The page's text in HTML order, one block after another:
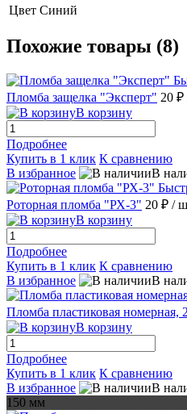
Цвет Синий
Похожие товары (8)
Пломба защелка "Эксперт" 20 ₽
В корзину
Подробнее
Купить в 1 клик К сравнению
В избранное
В
Роторная пломба "РХ-3" 20 ₽ /
В корзину
Подробнее
Купить в 1 клик К сравнению
В избранное
В
Пломба пластиковая номерная,
В корзину
Подробнее
Купить в 1 клик К сравнению
В избранное
В
150 мм